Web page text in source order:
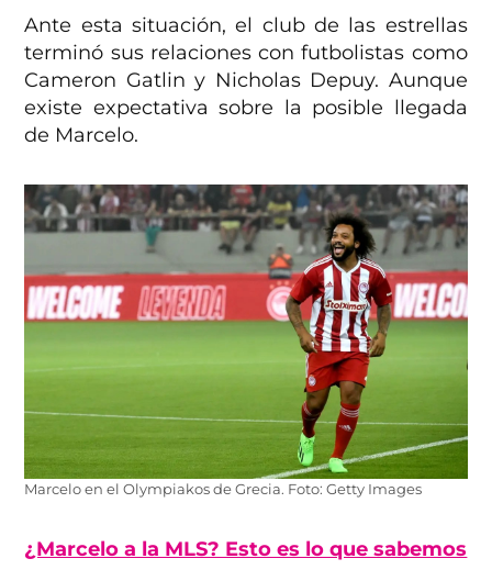
Ante esta situación, el club de las estrellas
terminó sus relaciones con futbolistas como
Cameron Gatlin y Nicholas Depuy. Aunque
existe expectativa sobre la posible llegada
de Marcelo.
Marcelo en el Olympiakos de Grecia. Foto: Getty Images
¿Marcelo a la MLS? Esto es lo que sabemos